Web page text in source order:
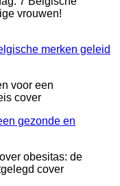
merken geleid
gezonde en